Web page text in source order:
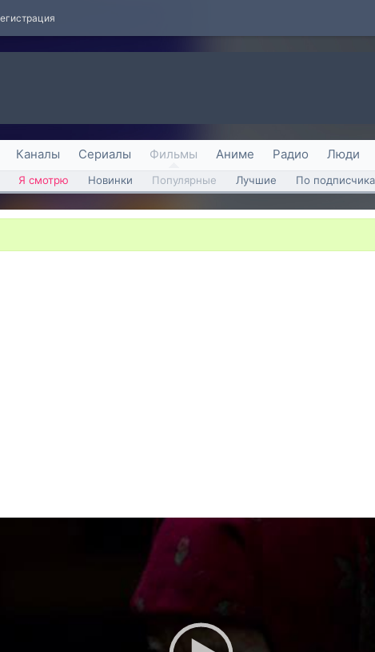
Каналы Сериалы Фильмы Аниме Радио Люди
Я смотрю Новинки Популярные Лучшие По